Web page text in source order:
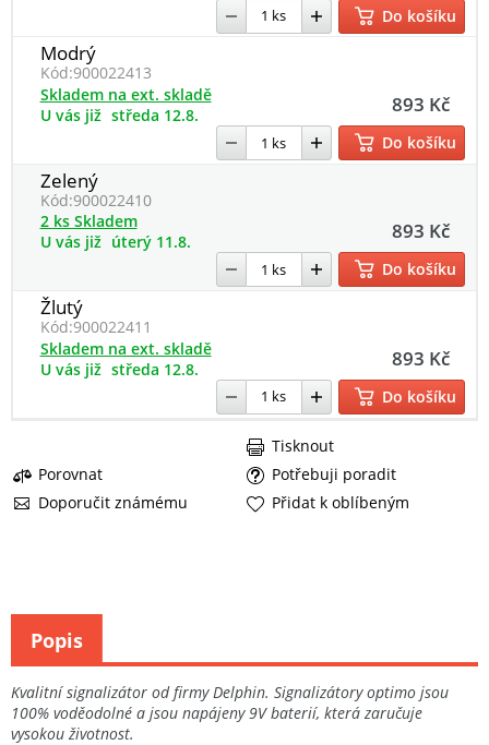
Do košíku
Modrý
Kód:900022413
893 Kč
Skladem na ext. skladě
U vás již středa 12.8.
Do košíku
Zelený
Kód:900022410
893 Kč
2 ks Skladem
U vás již úterý 11.8.
Do košíku
Žlutý
Kód:900022411
893 Kč
Skladem na ext. skladě
U vás již středa 12.8.
Do košíku
Porovnat
Potřebuji poradit
Doporučit známému
Tisknout
Přidat k oblíbeným
Kvalitní signalizátor od firmy Delphin. Signalizátory optimo jsou
100% voděodolné a jsou napájeny 9V baterií, která zaručuje
vysokou životnost.
Popis